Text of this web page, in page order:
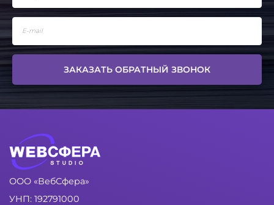
ЗАКАЗАТЬ ОБРАТНЫЙ ЗВОНОК
ООО «ВебСфера»
УНП: 192791000